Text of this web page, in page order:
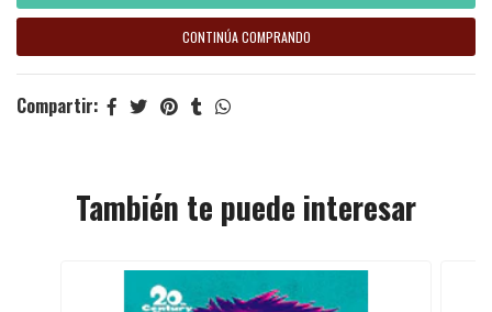
CONTINÚA COMPRANDO
Compartir:
También te puede interesar